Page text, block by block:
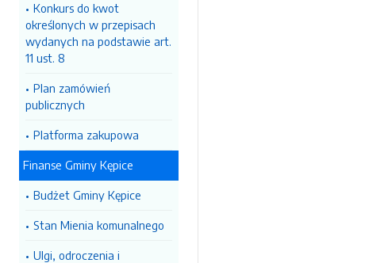
Konkurs do kwot
określonych w przepisach
wydanych na podstawie art.
11 ust. 8
Plan zamówień
publicznych
Platforma zakupowa
Finanse Gminy Kępice
Budżet Gminy Kępice
Stan Mienia komunalnego
Ulgi, odroczenia i